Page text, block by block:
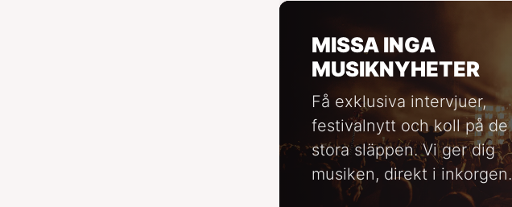
MISSA INGA
MUSIKNYHETER
Få exklusiva intervjuer,
festivalnytt och koll på de
stora släppen. Vi ger dig
musiken, direkt i inkorgen.